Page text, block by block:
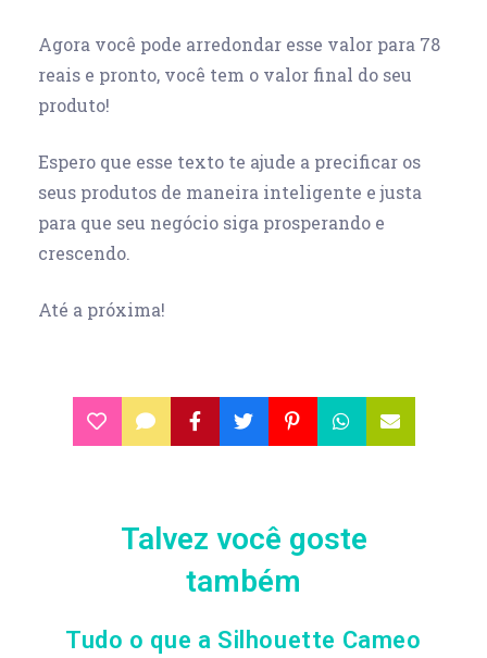
Agora você pode arredondar esse valor para 78
reais e pronto, você tem o valor final do seu
produto!
Espero que esse texto te ajude a precificar os
seus produtos de maneira inteligente e justa
para que seu negócio siga prosperando e
crescendo.
Até a próxima!
Talvez você goste
também
Tudo o que a Silhouette Cameo